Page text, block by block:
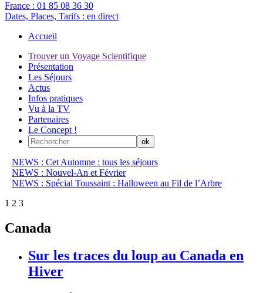
France : 01 85 08 36 30
Dates, Places, Tarifs : en direct
Accueil
Trouver un Voyage Scientifique
Présentation
Les Séjours
Actus
Infos pratiques
Vu à la TV
Partenaires
Le Concept !
NEWS : Cet Automne : tous les séjours
NEWS : Nouvel-An et Février
NEWS : Spécial Toussaint : Halloween au Fil de l’Arbre
1 2 3
Canada
Sur les traces du loup au Canada en
Hiver